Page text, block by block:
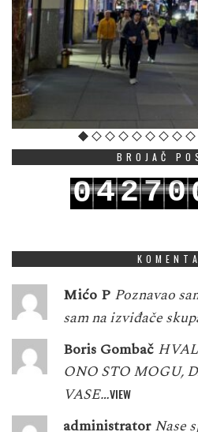
BROJAČ
04270
Mićo P Poznavao
sam na izviđače
Boris Gombač
ONO STO MOGU,
VASE…VIEW
administrator Nase